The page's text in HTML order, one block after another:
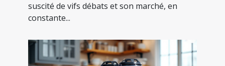
suscité de vifs débats et son marché, en
constante...